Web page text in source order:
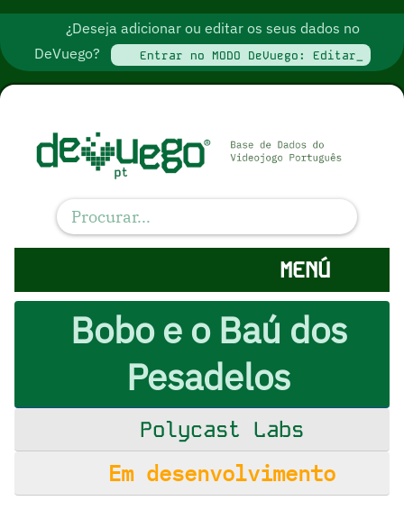
¿Deseja adicionar ou editar os seus dados no
DeVuego?
Entrar no MODO DeVuego: Editar_
MENÚ
Bobo e o Baú dos
Pesadelos
Polycast Labs
Em desenvolvimento